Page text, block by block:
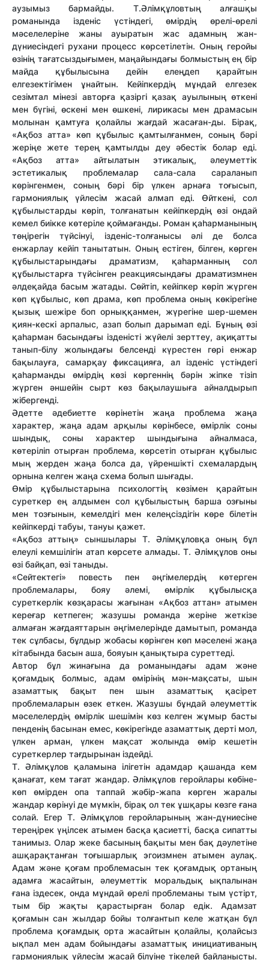
аузымыз бармайды. Т.Әлімқұловтың алғашқы
романында ізденіс үстіндегі, өмірдің өрелі-өрелі
мәселелеріне жаны ауыратын жас адамның жан-
дүниесіндегі рухани процесс көрсетілетін. Оның геройы
өзінің тағатсыздығымен, маңайындағы болмыстың ең бір
майда құбылысына дейін елеңдеп қарайтын
елгезектігімен ұнайтын. Кейіпкердің мұндай елгезек
сезімтал мінезі авторға қазіргі қазақ ауылының өткені
мен бүгіні, өскені мен өшкені, лирикасы мен драмасын
молынан қамтуға қолайлы жағдай жасаған-ды. Бірақ,
«Ақбоз атта» көп құбылыс қамтылғанмен, соның бәрі
жеріңе жете терең қамтылды деу әбестік болар еді.
«Ақбоз атта» айтылатын этикалық, әлеуметтік
эстетикалық проблемалар сала-сала сараланып
көрінгенмен, соның бәрі бір үлкен арнаға тоғысып,
гармониялық үйлесім жасай алмап еді. Өйткені, сол
құбылыстарды көріп, толғанатын кейіпкердің өзі ондай
кемел биікке көтеріле қоймағанды. Роман қаһарманының
төңірегін түйсінуі, ізденіс-толғанысы әлі де болса
енжарлау кейіп танытатын. Оның естіген, білген, көрген
құбылыстарындағы драматизм, қаһарманның сол
құбылыстарға түйсінген реакциясындағы драматизмнен
әлдеқайда басым жатады. Сөйтіп, кейіпкер көріп жүрген
көп құбылыс, көп драма, көп проблема оның көкірегіне
қызық шежіре боп орныққанмен, жүрегіне шер-шемен
қиян-кескі арпалыс, азап болып дарымап еді. Бұның өзі
қаһарман басындағы ізденісті жүйелі зерттеу, ақиқатты
танып-білу жолындағы белсенді күрестен гөрі енжар
бақылауға, самарқау фиксацияға, ал ізденіс үстіндегі
қаһарманды өмірдің көзі көргеннің бәрін жіпке тізіп
жүрген әншейін сырт көз бақылаушыға айналдырып
жібергенді.
Әдетте әдебиетте көрінетін жаңа проблема жаңа
характер, жаңа адам арқылы көрінбесе, өмірлік соны
шындық, соны характер шындығына айналмаса,
көтеріліп отырған проблема, көрсетіп отырған құбылыс
мың жерден жаңа болса да, үйреншікті схемалардың
орнына келген жаңа схема болып шығады.
Өмір құбылыстарына психологтің көзімен қарайтын
суреткер ең алдымен сол құбылыстың барша озғыны
мен тозғынын, кемелдігі мен келеңсіздігін көре білетін
кейіпкерді табуы, тануы қажет.
«Ақбоз аттың» сыншылары Т. Әлімқұловқа оның бұл
елеулі кемшілігін атап көрсете алмады. Т. Әлімқұлов оны
өзі байқап, өзі таныды.
«Сейтектегі» повесть пен әңгімелердің көтерген
проблемалары, бояу әлемі, өмірлік құбылысқа
суреткерлік көзқарасы жағынан «Ақбоз аттан» атымен
кереғар кетпеген; жазушы романда жеріне жеткізе
алмаған жағдаяттарын әңгімелерінде дамытып, романда
тек сұлбасы, бұлдыр жобасы көрінген көп мәселені жаңа
кітабында басын аша, бояуын қанықтыра суреттеді.
Автор бұл жинағына да романындағы адам және
қоғамдық болмыс, адам өмірінің мән-мақсаты, шын
азаматтық бақыт пен шын азаматтық қасірет
проблемаларын өзек еткен. Жазушы бұндай әлеуметтік
мәселелердің өмірлік шешімін көз келген жұмыр басты
пенденің басынан емес, көкірегінде азаматтық дерті мол,
үлкен арман, үлкен мақсат жолында өмір кешетін
суреткерлер тағдырынан іздейді.
Т. Әлімқұлов қаламына ілігетін адамдар қашанда кем
қанағат, кем тағат жандар. Әлімқұлов геройлары көбіне-
көп өмірден опа таппай жәбір-жапа көрген жаралы
жандар көрінуі де мүмкін, бірақ ол тек ұшқары көзге ғана
солай. Егер Т. Әлімқұлов геройларының жан-дүниесіне
тереңірек үңілсек атымен басқа қасиетті, басқа сипатты
танимыз. Олар жеке басының бақыты мен бақ дәулетіне
ашқарақтанған тоғышарлық эгоизмнен атымен аулақ.
Адам және қоғам проблемасын тек қоғамдық ортаның
адамға жасайтын, әлеуметтік моральдық ықпалынан
ғана іздесек, онда мұндай өрелі проблеманы тым үстірт,
тым бір жақты қарастырған болар едік. Адамзат
қоғамын сан жылдар бойы толғантып келе жатқан бұл
проблема қоғамдық орта жасайтын қолайлы, қолайсыз
ықпал мен адам бойындағы азаматтық инициативаның
гармониялық үйлесім жасай білуіне тікелей байланысты.